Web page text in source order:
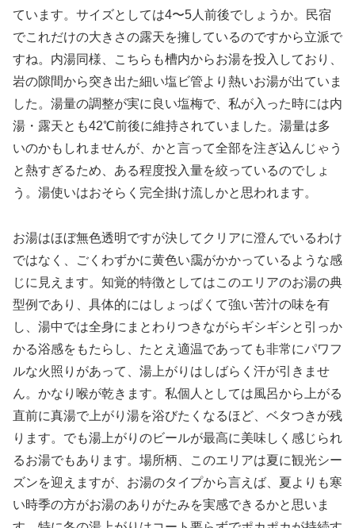
ています。サイズとしては4〜5人前後でしょうか。民宿
でこれだけの大きさの露天を擁しているのですから立派で
すね。内湯同様、こちらも槽内からお湯を投入しており、
岩の隙間から突き出た細い塩ビ管より熱いお湯が出ていま
した。湯量の調整が実に良い塩梅で、私が入った時には内
湯・露天とも42℃前後に維持されていました。湯量は多
いのかもしれませんが、かと言って全部を注ぎ込んじゃう
と熱すぎるため、ある程度投入量を絞っているのでしょ
う。湯使いはおそらく完全掛け流しかと思われます。
お湯はほぼ無色透明ですが決してクリアに澄んでいるわけ
ではなく、ごくわずかに黄色い靄がかかっているような感
じに見えます。知覚的特徴としてはこのエリアのお湯の典
型例であり、具体的にはしょっぱくて強い苦汁の味を有
し、湯中では全身にまとわりつきながらギシギシと引っか
かる浴感をもたらし、たとえ適温であっても非常にパワフ
ルな火照りがあって、湯上がりはしばらく汗が引きませ
ん。かなり喉が乾きます。私個人としては風呂から上がる
直前に真湯で上がり湯を浴びたくなるほど、ベタつきが残
ります。でも湯上がりのビールが最高に美味しく感じられ
るお湯でもあります。場所柄、このエリアは夏に観光シー
ズンを迎えますが、お湯のタイプから言えば、夏よりも寒
い時季の方がお湯のありがたみを実感できるかと思いま